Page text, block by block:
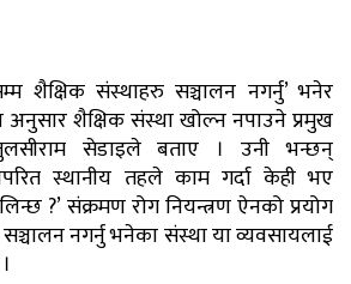
शैक्षिक संस्थाहरु सञ्चालन नगर्नु’ भनेर
अनुसार शैक्षिक संस्था खोल्न नपाउने प्रमुख
सेडाइले बताए । उनी भन्छन्
स्थानीय तहले काम गर्दा केही भए
?’ संक्रमण रोग नियन्त्रण ऐनको प्रयोग
नगर्नु भनेका संस्था या व्यवसायलाई